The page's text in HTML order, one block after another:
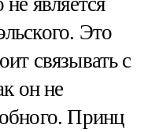
Это
связывать с
он не
Принц